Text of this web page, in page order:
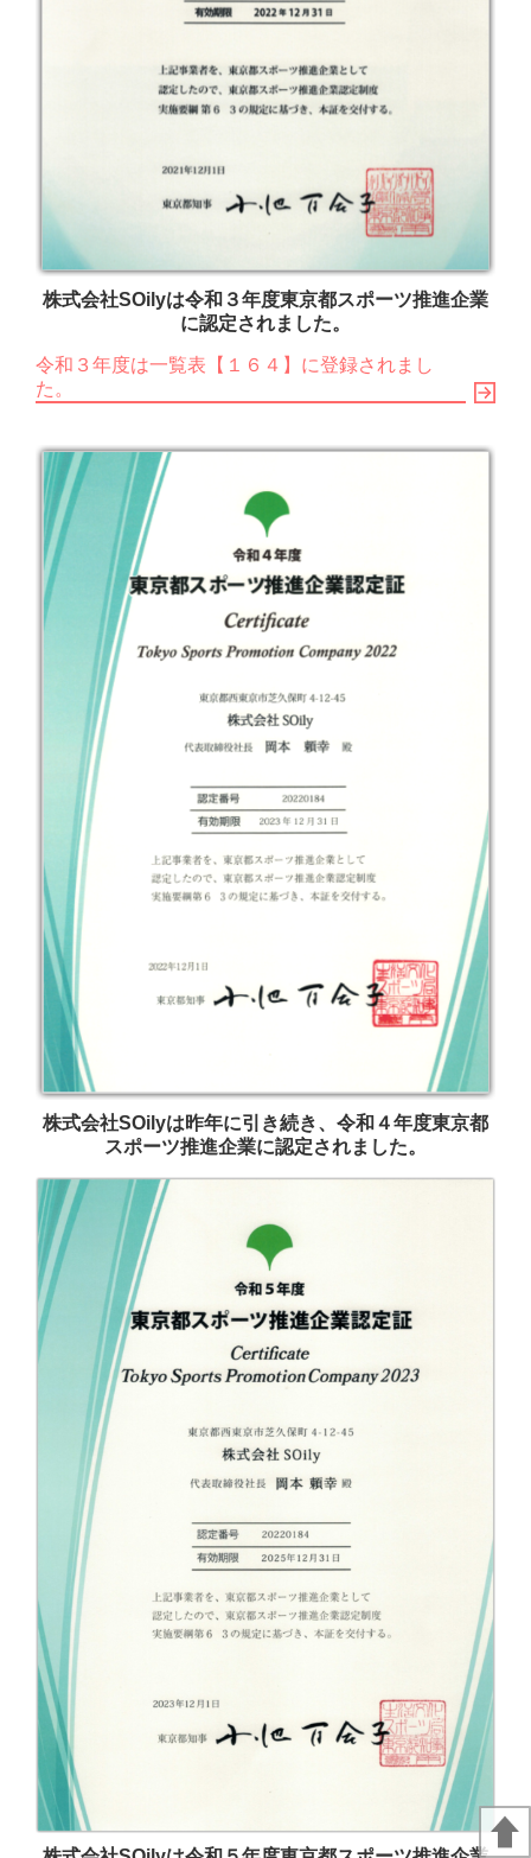
株式会社SOilyは令和３年度東京都スポーツ推進企業
に認定されました。
令和３年度は一覧表【１６４】に登録されまし
た。
株式会社SOilyは昨年に引き続き、令和４年度東京都
スポーツ推進企業に認定されました。